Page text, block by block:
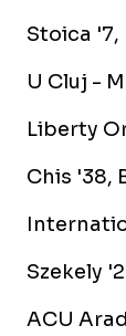
Stoica '7,
U Cluj -
Liberty
Chis '38,
Szekely
ACU